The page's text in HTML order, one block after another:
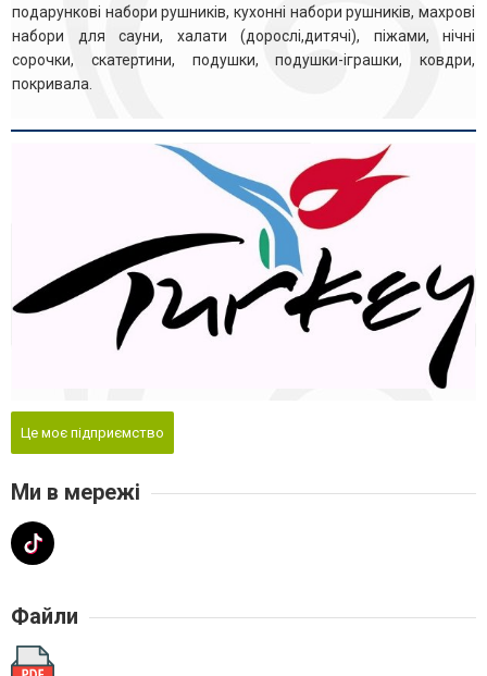
подарункові набори рушників, кухонні набори рушників, махрові
набори для сауни, халати (дорослі,дитячі), піжами, нічні
сорочки, скатертини, подушки, подушки-іграшки, ковдри,
покривала.
Це моє підприємство
Ми в мережі
Файли